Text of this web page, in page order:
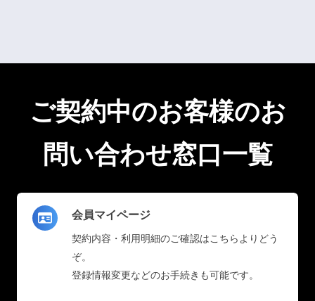
ご契約中のお客様のお
問い合わせ窓口一覧
会員マイページ
契約内容・利用明細のご確認はこちらよりどう
ぞ。
登録情報変更などのお手続きも可能です。